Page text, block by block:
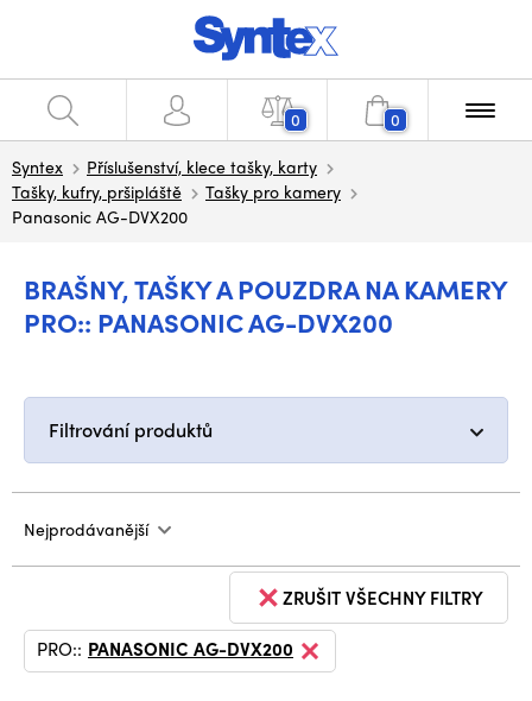
0 0
Syntex
Příslušenství, klece tašky, karty
Tašky, kufry, pršipláště
Tašky pro kamery
Panasonic AG-DVX200
BRAŠNY, TAŠKY A POUZDRA NA KAMERY
PRO:: PANASONIC AG-DVX200
Filtrování produktů
Nejprodávanější
ZRUŠIT VŠECHNY FILTRY
PRO:: PANASONIC AG-DVX200